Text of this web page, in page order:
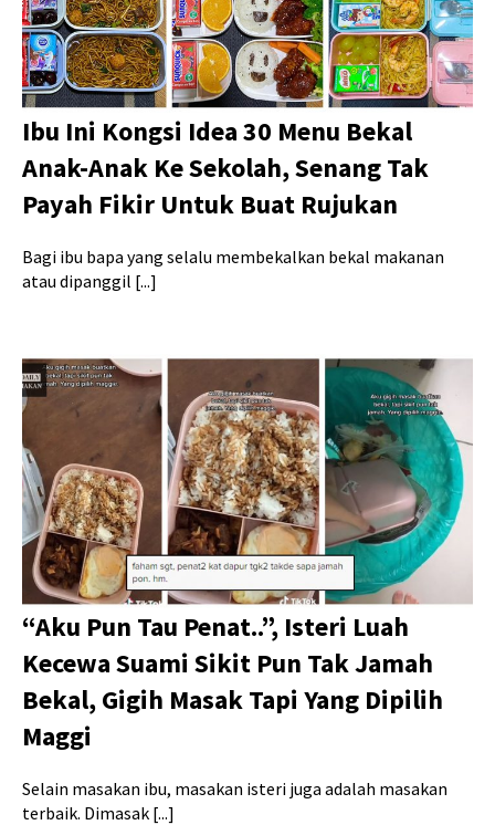
Ibu Ini Kongsi Idea 30 Menu Bekal
Anak-Anak Ke Sekolah, Senang Tak
Payah Fikir Untuk Buat Rujukan
Bagi ibu bapa yang selalu membekalkan bekal makanan
atau dipanggil [...]
“Aku Pun Tau Penat..”, Isteri Luah
Kecewa Suami Sikit Pun Tak Jamah
Bekal, Gigih Masak Tapi Yang Dipilih
Maggi
Selain masakan ibu, masakan isteri juga adalah masakan
terbaik. Dimasak [...]